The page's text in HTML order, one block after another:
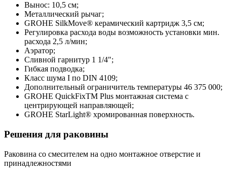
Вынос: 10,5 см;
Металлический рычаг;
GROHE SilkMove® керамический картридж 3,5 см;
Регулировка расхода воды возможность установки мин.
расхода 2,5 л/мин;
Аэратор;
Сливной гарнитур 1 1/4";
Гибкая подводка;
Класс шума I по DIN 4109;
Дополнительный ограничитель температуры 46 375 000;
GROHE QuickFixTM Plus монтажная система с
центрирующей направляющей;
GROHE StarLight® хромированная поверхность.
Решения для раковины
Раковина со смесителем на одно монтажное отверстие и
принадлежностями